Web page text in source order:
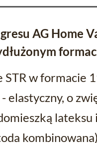
AG Home
w formacie
elastyczny, o
lateksu